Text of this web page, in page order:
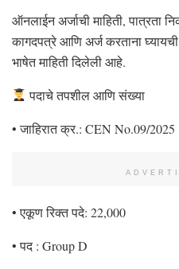
ऑनलाईन अर्जाची माहिती, पात्रता
कागदपत्रे आणि अर्ज करताना
भाषेत माहिती दिलेली आहे.
पदाचे तपशील आणि संख्या
• जाहिरात क्र.: CEN No.09/2025
• एकूण रिक्त पदे: 22,000
• पद : Group D